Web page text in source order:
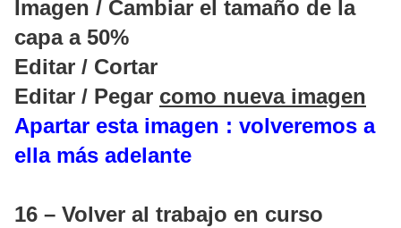
Imagen / Cambiar el tamaño de la
capa a 50%
Editar / Cortar
Editar / Pegar como nueva imagen
Apartar esta imagen : volveremos a
ella más adelante
16 – Volver al trabajo en curso